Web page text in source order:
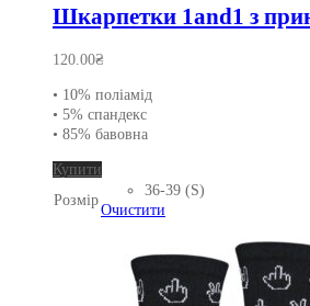
Шкарпетки 1and1 з
120.00₴
• 10% поліамід
• 5% спандекс
• 85% бавовна
Купити
товар
має
Параметри
можна
Розмір
36-39 (S)
Очистити